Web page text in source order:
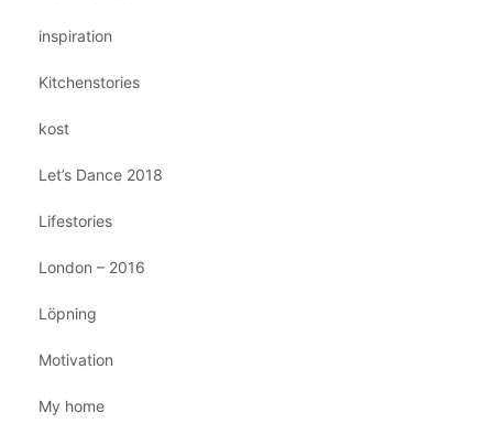
inspiration
Kitchenstories
kost
Let’s Dance 2018
Lifestories
London – 2016
Löpning
Motivation
My home